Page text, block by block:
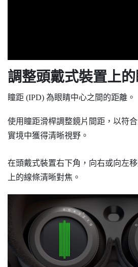
調整頭戴式裝置上
瞳距 (IPD) 為眼睛中心之間的距離。
使用瞳距滑桿調整鏡片間距，以符
實境中獲得清晰視野。
在頭戴式裝置右下角，向右或向左
上的線條清晰對焦。